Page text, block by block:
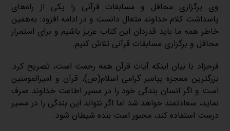
وی برگزاری محافل و مسابقات قرآنی را یکی از راه‌های
پاسداشت کلام خداوند متعال دانست و در ادامه افزود: به‌همین
خاطر همه ما باید قدردان این کتاب عزیز باشیم و برای استمرار
محافل و برگزاری مسابقات قرآنی تلاش کنیم.
فرحزاد با بیان اینکه آیات قرآن همه رحمت است، تصریح کرد:
بزرگترین معجزه پیامبر گرامی اسلام(ص)، قرآن و امیرالمومنین
است و اگر انسان بندگی خود را در مسیر اطاعت خداوند صرف
نماید، سعادتمند خواهد شد اما اگر نتواند این بندگی را در مسیر
درست استفاده کند، مجبور است بنده شیطان شود.